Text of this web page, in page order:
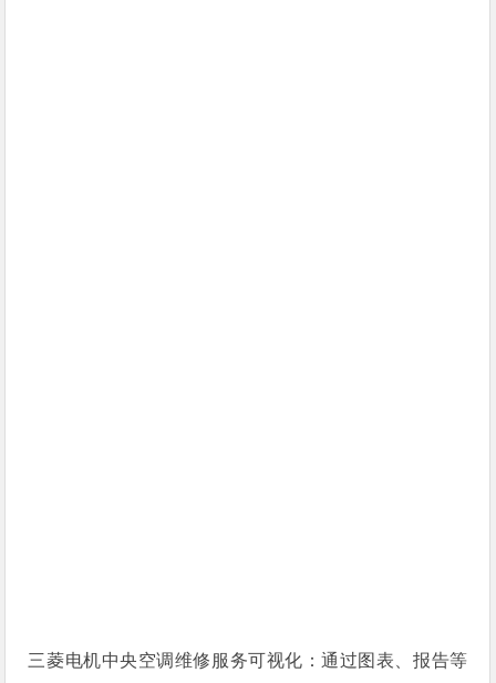
三菱电机中央空调维修服务可视化：通过图表、报告等